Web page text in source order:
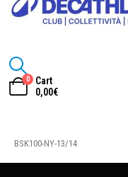
0
Cart
0,00€
BSK100-NY-13/14